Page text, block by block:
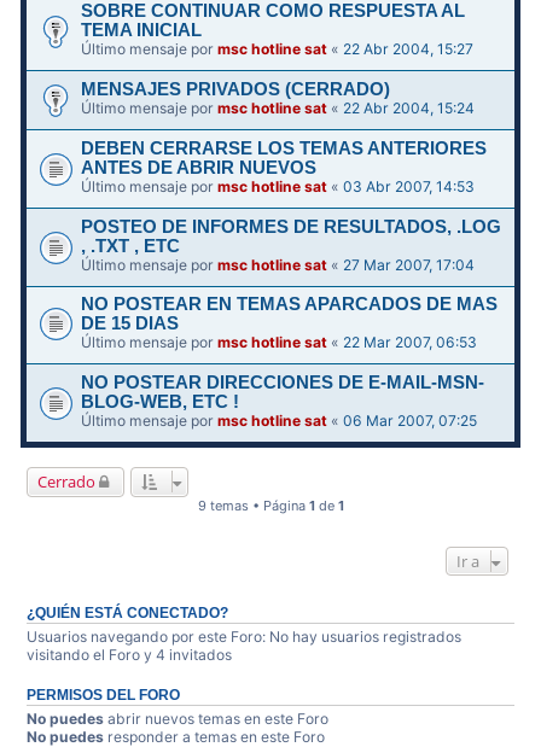
SOBRE CONTINUAR COMO RESPUESTA AL
TEMA INICIAL
Último mensaje pormsc hotline sat « 22 Abr 2004, 15:27
MENSAJES PRIVADOS (CERRADO)
Último mensaje pormsc hotline sat « 22 Abr 2004, 15:24
DEBEN CERRARSE LOS TEMAS ANTERIORES
ANTES DE ABRIR NUEVOS
Último mensaje pormsc hotline sat «03 Abr 2007, 14:53
POSTEO DE INFORMES DE RESULTADOS, .LOG
, .TXT , ETC
Último mensaje pormsc hotline sat « 27 Mar 2007, 17:04
NO POSTEAR EN TEMAS APARCADOS DE MAS
DE 15 DIAS
Último mensaje pormsc hotline sat « 22 Mar 2007, 06:53
NO POSTEAR DIRECCIONES DE E-MAIL-MSN-
BLOG-WEB, ETC !
Último mensaje pormsc hotline sat «06 Mar 2007, 07:25
Cerrado
9 temas • Página 1 de 1
Ir a
¿QUIÉN ESTÁ CONECTADO?
Usuarios navegando por este Foro: No hay usuarios registrados
visitando el Foro y 4 invitados
PERMISOS DEL FORO
No puedes abrir nuevos temas en este Foro
No puedes responder a temas en este Foro